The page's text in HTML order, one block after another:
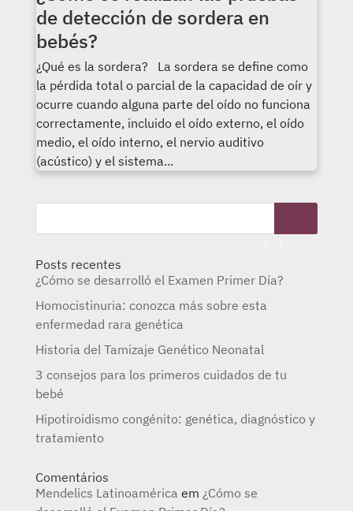
de detección de sordera en
bebés?
¿Qué es la sordera? La sordera se define como
la pérdida total o parcial de la capacidad de oír y
ocurre cuando alguna parte del oído no funciona
correctamente, incluido el oído externo, el oído
medio, el oído interno, el nervio auditivo
(acústico) y el sistema...
Posts recentes
¿Cómo se desarrolló el Examen Primer Día?
Homocistinuria: conozca más sobre esta
enfermedad rara genética
Historia del Tamizaje Genético Neonatal
3 consejos para los primeros cuidados de tu
bebé
Hipotiroidismo congénito: genética, diagnóstico y
tratamiento
Comentários
Mendelics Latinoamérica em ¿Cómo se